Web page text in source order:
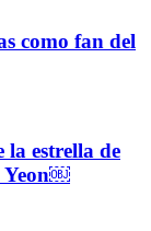
como fan del
la estrella de
Yeon￼